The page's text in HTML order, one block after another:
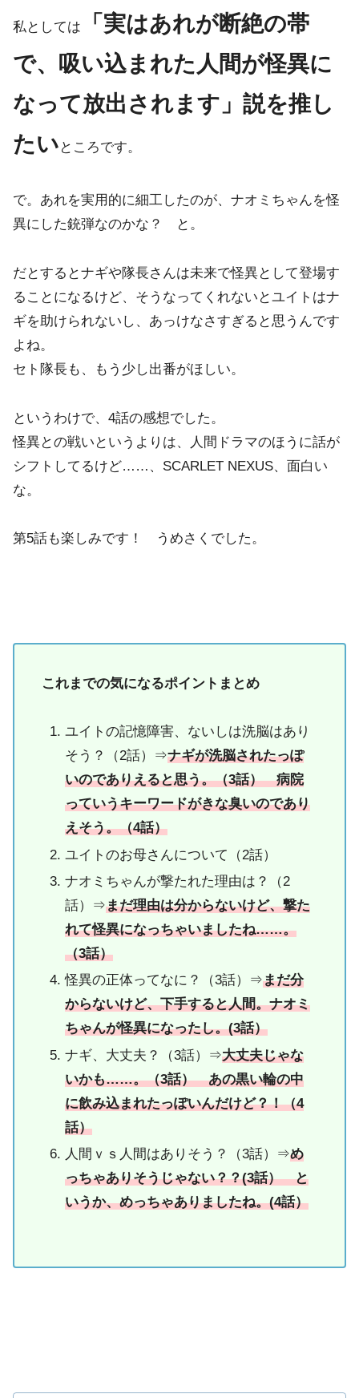
私としては
「実はあれが断絶の帯
で、吸い込まれた人間が怪異に
なって放出されます」説を推し
たい ところです。
で。あれを実用的に細工したのが、ナオミちゃんを怪
異にした銃弾なのかな？ と。
だとするとナギや隊長さんは未来で怪異として登場す
ることになるけど、そうなってくれないとユイトはナ
ギを助けられないし、あっけなさすぎると思うんです
よね。
セト隊長も、もう少し出番がほしい。
というわけで、4話の感想でした。
怪異との戦いというよりは、人間ドラマのほうに話が
シフトしてるけど……、SCARLET NEXUS、面白い
な。
第5話も楽しみです！ うめさくでした。
これまでの気になるポイントまとめ
ユイトの記憶障害、ないしは洗脳はあり
そう？（2話）⇒ナギが洗脳されたっぽ
いのでありえると思う。（3話） 病院
っていうキーワードがきな臭いのであり
えそう。（4話）
ユイトのお母さんについて（2話）
ナオミちゃんが撃たれた理由は？（2
話）⇒まだ理由は分からないけど、撃た
れて怪異になっちゃいましたね……。
（3話）
怪異の正体ってなに？（3話）⇒まだ分
からないけど、下手すると人間。ナオミ
ちゃんが怪異になったし。(3話）
ナギ、大丈夫？（3話）⇒大丈夫じゃな
いかも……。（3話） あの黒い輪の中
に飲み込まれたっぽいんだけど？！（4
話）
人間ｖｓ人間はありそう？（3話）⇒め
っちゃありそうじゃない？？(3話） と
いうか、めっちゃありましたね。(4話）